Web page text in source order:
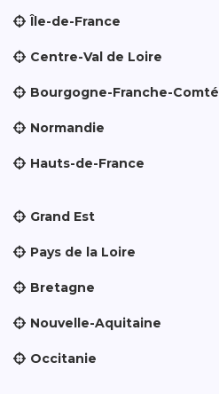
Île-de-France
Centre-Val de Loire
Bourgogne-Franche-Comté
Normandie
Hauts-de-France
Grand Est
Pays de la Loire
Bretagne
Nouvelle-Aquitaine
Occitanie